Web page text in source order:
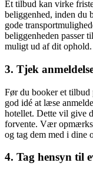
Et tilbud kan virke
beliggenhed, inden du
gode
beliggenheden passer
muligt ud af dit ophold.
3. Tjek
Før du booker et tilbud
god idé at læse
hotellet. Dette vil give
forvente. Vær
og tag dem med i dine
4. Tag hensyn til